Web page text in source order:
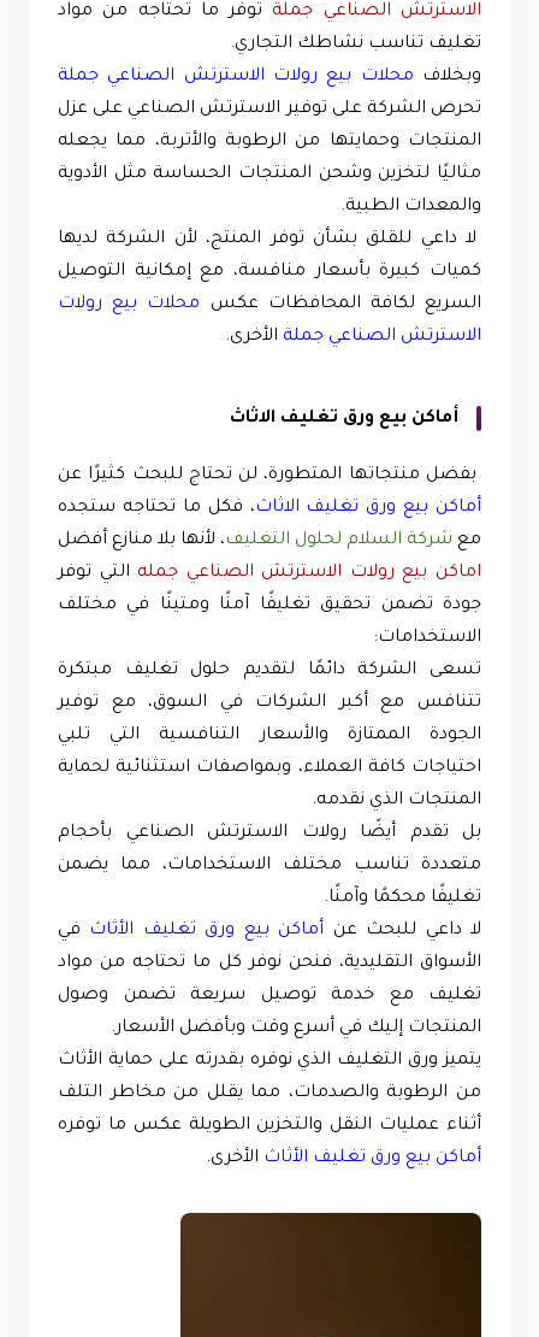
الاسترتش الصناعي جملة توفر ما تحتاجه من مواد
تغليف تناسب نشاطك التجاري.
وبخلاف محلات بيع رولات الاسترتش الصناعي جملة
تحرص الشركة على توفير الاسترتش الصناعي على عزل
المنتجات وحمايتها من الرطوبة والأتربة، مما يجعله
مثاليًا لتخزين وشحن المنتجات الحساسة مثل الأدوية
والمعدات الطبية.
لا داعي للقلق بشأن توفر المنتج، لأن الشركة لديها
كميات كبيرة بأسعار منافسة، مع إمكانية التوصيل
السريع لكافة المحافظات عكس محلات بيع رولات
الاسترتش الصناعي جملة الأخرى.
أماكن بيع ورق تغليف الاثاث
بفضل منتجاتها المتطورة، لن تحتاج للبحث كثيرًا عن
أماكن بيع ورق تغليف الاثاث، فكل ما تحتاجه ستجده
مع شركة السلام لحلول التغليف، لأنها بلا منازع أفضل
اماكن بيع رولات الاسترتش الصناعي جمله التي توفر
جودة تضمن تحقيق تغليفًا آمنًا ومتينًا في مختلف
الاستخدامات:
تسعى الشركة دائمًا لتقديم حلول تغليف مبتكرة
تتنافس مع أكبر الشركات في السوق، مع توفير
الجودة الممتازة والأسعار التنافسية التي تلبي
احتياجات كافة العملاء، وبمواصفات استثنائية لحماية
المنتجات الذي نقدمه.
بل تقدم أيضًا رولات الاسترتش الصناعي بأحجام
متعددة تناسب مختلف الاستخدامات، مما يضمن
تغليفًا محكمًا وآمنًا.
لا داعي للبحث عن أماكن بيع ورق تغليف الأثاث في
الأسواق التقليدية، فنحن نوفر كل ما تحتاجه من مواد
تغليف مع خدمة توصيل سريعة تضمن وصول
المنتجات إليك في أسرع وقت وبأفضل الأسعار.
يتميز ورق التغليف الذي نوفره بقدرته على حماية الأثاث
من الرطوبة والصدمات، مما يقلل من مخاطر التلف
أثناء عمليات النقل والتخزين الطويلة عكس ما توفره
أماكن بيع ورق تغليف الأثاث الأخرى.